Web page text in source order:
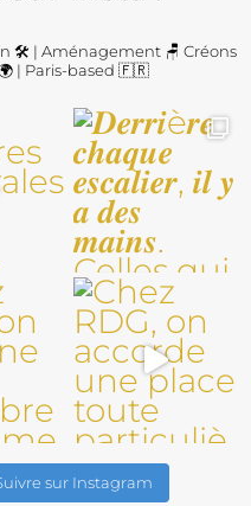
🛠️ | Aménagement 🪑 Créons
| Paris-based 🇫🇷
sur Instagram